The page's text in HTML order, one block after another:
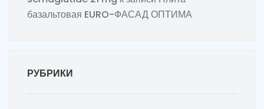
базальтовая EURO-ФАСАД ОПТИМА
РУБРИКИ